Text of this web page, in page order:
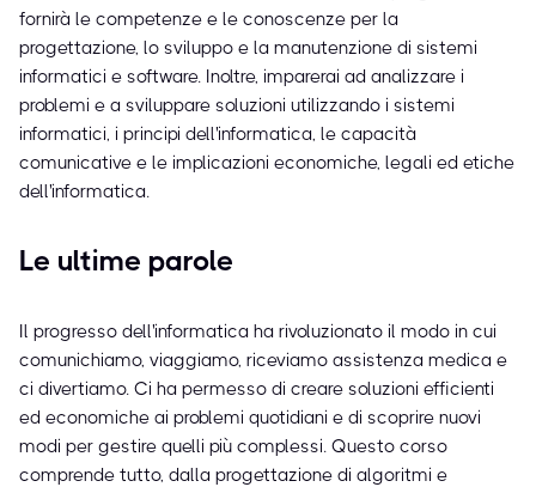
fornirà le competenze e le conoscenze per la
progettazione, lo sviluppo e la manutenzione di sistemi
informatici e software. Inoltre, imparerai ad analizzare i
problemi e a sviluppare soluzioni utilizzando i sistemi
informatici, i principi dell'informatica, le capacità
comunicative e le implicazioni economiche, legali ed etiche
dell'informatica.
Le ultime parole
Il progresso dell'informatica ha rivoluzionato il modo in cui
comunichiamo, viaggiamo, riceviamo assistenza medica e
ci divertiamo. Ci ha permesso di creare soluzioni efficienti
ed economiche ai problemi quotidiani e di scoprire nuovi
modi per gestire quelli più complessi. Questo corso
comprende tutto, dalla progettazione di algoritmi e